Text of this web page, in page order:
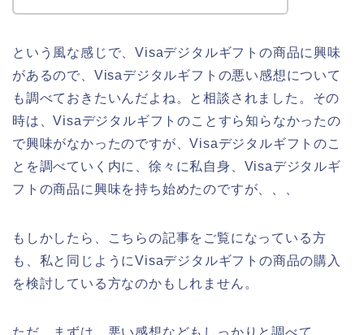
という風な感じで、Visaデジタルギフトの商品に興味
があるので、Visaデジタルギフトの悪い感想について
も調べておきたいんだよね。と相談されました。その
時は、Visaデジタルギフトのことすら知らなかったの
で興味がなかったのですが、Visaデジタルギフトのこ
とを調べていく内に、徐々に私自身、Visaデジタルギ
フトの商品に興味を持ち始めたのですが、、、
もしかしたら、こちらの記事をご覧になっている方
も、私と同じようにVisaデジタルギフトの商品の購入
を検討している方なのかもしれません。
ただ、まずは、悪い感想などもしっかりと調べて、